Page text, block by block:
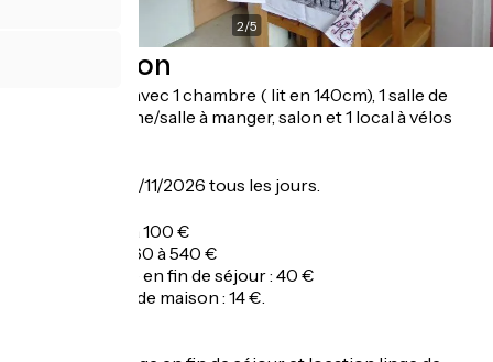
2/5
Description
Appartement avec 1 chambre ( lit en 140cm), 1 salle de
bain-WC, cuisine/salle à manger, salon et 1 local à vélos
Du 18/05 au 08/11/2026 tous les jours.
Nuitée : de 60 à 100 €
Semaine : de 360 à 540 €
Forfait ménage en fin de séjour : 40 €
Location linge de maison : 14 €.